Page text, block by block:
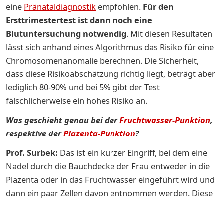
eine Pränataldiagnostik empfohlen. Für den
Ersttrimestertest ist dann noch eine
Blutuntersuchung notwendig. Mit diesen Resultaten
lässt sich anhand eines Algorithmus das Risiko für eine
Chromosomenanomalie berechnen. Die Sicherheit,
dass diese Risikoabschätzung richtig liegt, beträgt aber
lediglich 80-90% und bei 5% gibt der Test
fälschlicherweise ein hohes Risiko an.
Was geschieht genau bei derFruchtwasser-Punktion,
respektive derPlazenta-Punktion?
Prof. Surbek: Das ist ein kurzer Eingriff, bei dem eine
Nadel durch die Bauchdecke der Frau entweder in die
Plazenta oder in das Fruchtwasser eingeführt wird und
dann ein paar Zellen davon entnommen werden. Diese